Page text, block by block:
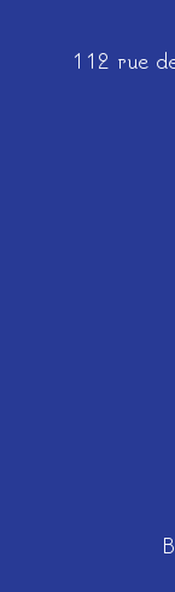
112 rue de Chartres 78610 Le Perray en